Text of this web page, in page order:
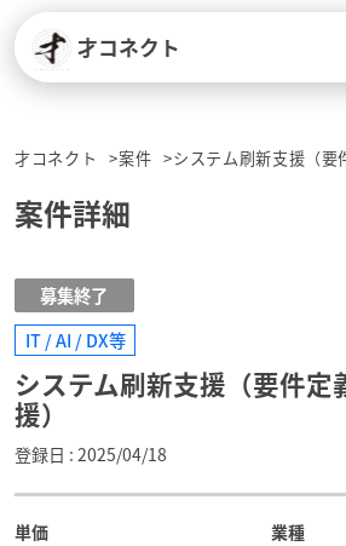
才コネクト
才コネクト 案件 システム刷新支援（要
案件詳細
募集終了
IT / AI / DX等
システム刷新支援（要件定
援）
登録日 2025/04/18
単価 業種